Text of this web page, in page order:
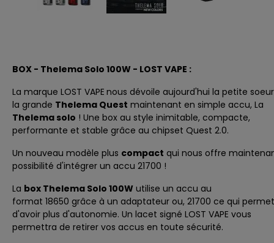
BOX - Thelema Solo 100W - LOST VAPE :
La marque LOST VAPE nous dévoile aujourd'hui la petite
la grande Thelema Quest maintenant en simple accu, La
Thelema solo ! Une box au style inimitable, compacte,
performante et stable grâce au chipset Quest 2.0.
Un nouveau modèle plus compact qui nous offre
possibilité d'intégrer un accu 21700 !
La box Thelema Solo 100W utilise un accu au
format 18650 grâce à un adaptateur ou, 21700 ce qui permet
d'avoir plus d'autonomie. Un lacet signé LOST VAPE vous
permettra de retirer vos accus en toute sécurité.